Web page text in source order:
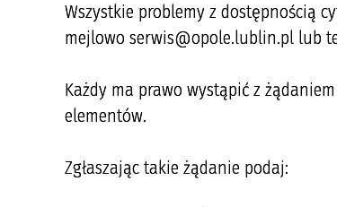
Wszystkie problemy z dostępnością
mejlowo serwis@opole.lublin.pl lub
Każdy ma prawo wystąpić z
elementów.
Zgłaszając takie żądanie podaj: